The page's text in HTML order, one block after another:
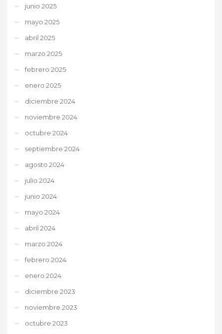
junio 2025
mayo 2025
abril 2025
marzo 2025
febrero 2025
enero 2025
diciembre 2024
noviembre 2024
octubre 2024
septiembre 2024
agosto 2024
julio 2024
junio 2024
mayo 2024
abril 2024
marzo 2024
febrero 2024
enero 2024
diciembre 2023
noviembre 2023
octubre 2023